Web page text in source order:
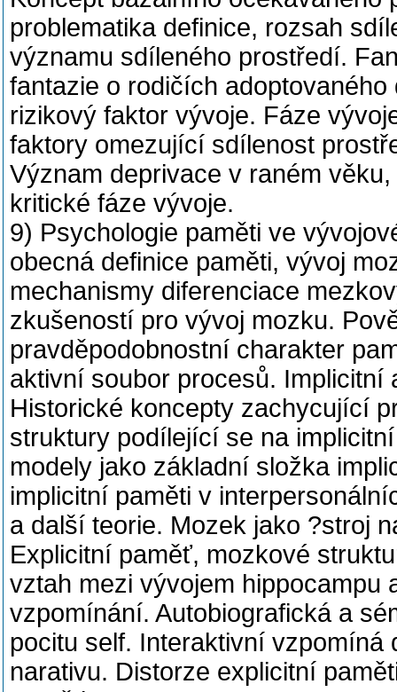
problematika definice, rozsah
významu sdíleného prostředí.
fantazie o rodičích
rizikový faktor vývoje. Fáze
faktory omezující sdílenost
Význam deprivace v raném
kritické fáze vývoje.
9) Psychologie paměti ve
obecná definice paměti, vývoj
mechanismy diferenciace
zkušeností pro vývoj mozku.
pravděpodobnostní charakter
aktivní soubor procesů.
Historické koncepty zachycující
struktury podílející se na
modely jako základní složka
implicitní paměti v
a další teorie. Mozek jako ?stroj
Explicitní paměť, mozkové
vztah mezi vývojem hippocampu
vzpomínání. Autobiografická a
pocitu self. Interaktivní
narativu. Distorze explicitní